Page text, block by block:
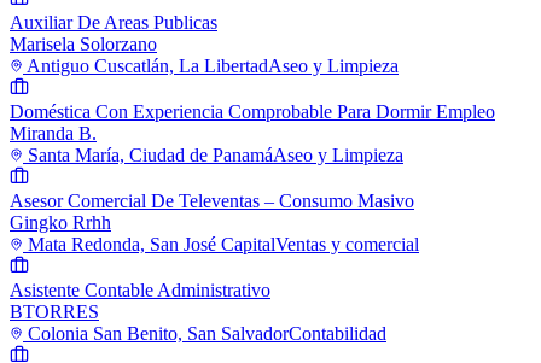
Auxiliar De Areas Publicas
Marisela Solorzano
Antiguo Cuscatlán, La LibertadAseo y Limpieza
Doméstica Con Experiencia Comprobable Para Dormir Empleo
Miranda B.
Santa María, Ciudad de PanamáAseo y Limpieza
Asesor Comercial De Televentas – Consumo Masivo
Gingko Rrhh
Mata Redonda, San José CapitalVentas y comercial
Asistente Contable Administrativo
BTORRES
Colonia San Benito, San SalvadorContabilidad